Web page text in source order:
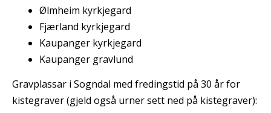
Ølmheim kyrkjegard
Fjærland kyrkjegard
Kaupanger kyrkjegard
Kaupanger gravlund
Gravplassar i Sogndal med fredingstid på 30 år for
kistegraver (gjeld også urner sett ned på kistegraver):